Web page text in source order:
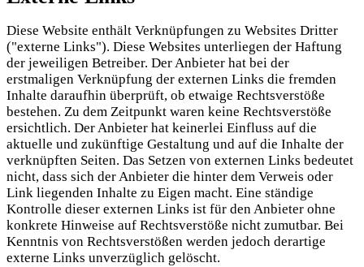
Diese Website enthält Verknüpfungen zu Websites Dritter
("externe Links"). Diese Websites unterliegen der Haftung
der jeweiligen Betreiber. Der Anbieter hat bei der
erstmaligen Verknüpfung der externen Links die fremden
Inhalte daraufhin überprüft, ob etwaige Rechtsverstöße
bestehen. Zu dem Zeitpunkt waren keine Rechtsverstöße
ersichtlich. Der Anbieter hat keinerlei Einfluss auf die
aktuelle und zukünftige Gestaltung und auf die Inhalte der
verknüpften Seiten. Das Setzen von externen Links bedeutet
nicht, dass sich der Anbieter die hinter dem Verweis oder
Link liegenden Inhalte zu Eigen macht. Eine ständige
Kontrolle dieser externen Links ist für den Anbieter ohne
konkrete Hinweise auf Rechtsverstöße nicht zumutbar. Bei
Kenntnis von Rechtsverstößen werden jedoch derartige
externe Links unverzüglich gelöscht.